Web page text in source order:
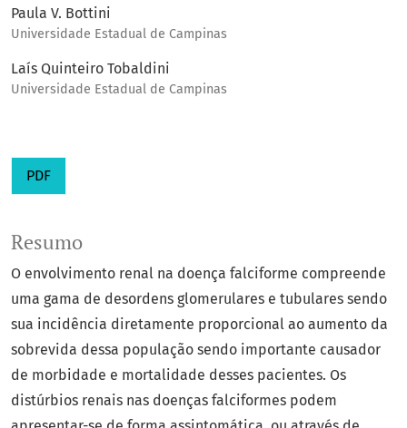
Paula V. Bottini
Universidade Estadual de Campinas
Laís Quinteiro Tobaldini
Universidade Estadual de Campinas
PDF
Resumo
O envolvimento renal na doença falciforme compreende
uma gama de desordens glomerulares e tubulares sendo
sua incidência diretamente proporcional ao aumento da
sobrevida dessa população sendo importante causador
de morbidade e mortalidade desses pacientes. Os
distúrbios renais nas doenças falciformes podem